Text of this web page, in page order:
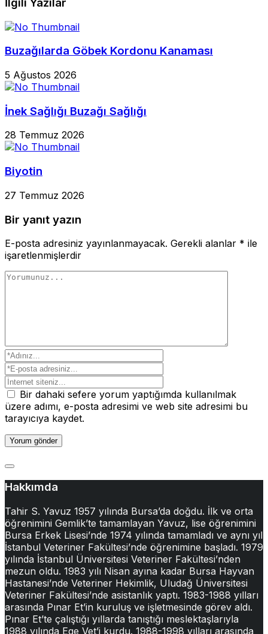
Buzağılarda Göbek Kordonu Kanaması
5 Ağustos 2026
İnek Sağlığı Buzağı Sağlığı
28 Temmuz 2026
Biyotin
27 Temmuz 2026
Bir yanıt yazın
E-posta adresiniz yayınlanmayacak. Gerekli alanlar * ile
işaretlenmişlerdir
Bir dahaki sefere yorum yaptığımda kullanılmak
üzere adımı, e-posta adresimi ve web site adresimi bu
tarayıcıya kaydet.
Hakkımda
Tahir S. Yavuz 1957 yılında Bursa’da doğdu. İlk ve orta
öğrenimini Gemlik’te tamamlayan Yavuz, lise öğrenimini
Bursa Erkek Lisesi’nde 1974 yılında tamamladı ve aynı yıl
İstanbul Veteriner Fakültesi’nde öğrenimine başladı. 1979
yılında İstanbul Üniversitesi Veteriner Fakültesi’nden
mezun oldu. 1983 yılı Nisan ayına kadar Bursa Hayvan
Hastanesi’nde Veteriner Hekimlik, Uludağ Üniversitesi
Veteriner Fakültesi’nde asistanlık yaptı. 1983-1988 yılları
arasında Pınar Et’in kuruluş ve işletmesinde görev aldı.
Pınar Et’te çalıştığı yıllarda tanıştığı meslektaşlarıyla
1988 yılında Ege Vet’i kurdu. 1988-1998 yılları arasında